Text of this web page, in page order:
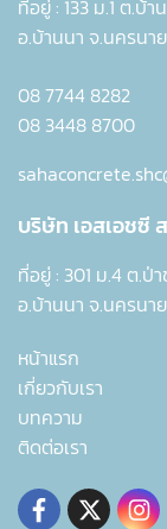
ที่อยู่ : 133 ม.1 ต.บ้า
อ.บ้านนา จ.นครนา
08 7744 8282
08 3448 8700
บริษัท เอสเอชซี
ที่อยู่ : 301 ม.4 ต.ป่า
อ.บ้านนา จ.นครนา
หน้าแรก
เกี่ยวกับเรา
บทความ
ติดต่อเรา